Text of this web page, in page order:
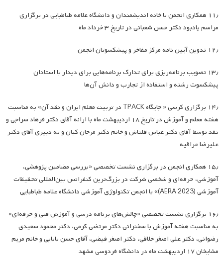
۱۱٫ همکاری انجمن با خانه اندیشمندان و دانشگاه علامه طباطبایی در برگزاری
مراسم یادبود دکتر حسن شعبانی در تاریخ ۳ خرداد ماه
۱۲٫ تدوین آیین نامه مرکز مفاخر و پیشکسوتان انجمن
۱۳٫ تصویب برنامه‌ریزی برای تدارک برنامه‌هایی برای دیدار با استادان
پیشکسوت رشته و استفاده از تجارب و دانش آن‌ها
۱۴٫ برگزاری کرسی « جایگاه TPACK در تربیت معلم ایران و نقد آن» به مناسبت
هفته معلم و آموزش در تاریخ ۱۸ اردیبهشت ماه با ارائه آقای دکتر فرهاد سراجی و
نقد توسط آقای دکتر عباس قلتاش و خانم دکتر مرجان کیان و به دبیری آقای دکتر
علیرضا عراقیه
۱۵٫ همکاری انجمن در برگزاری نشست تخصصی «بررسی مضامین پژوهشی،
آموزشی، حرفه‌ای و شخصی شرکت در بزرگ‌ترین کنفرانس بین‌المللی تحقیقات
آموزشی (AERA 2023)» با انجمن تکنولوژی آموزشی دانشگاه علامه طباطبایی
۱۶٫ برگزاری نشست تخصصی «چالش‌های برنامه درسی و آموزش فنی و حرفه‌ای»
به مناسبت هفته آموزش با سخنرانی دکتر مرتضی کرمی، دکتر محمود سعیدی
رضوانی، دکتر علی اصغر خلاقی، دکتر اصغر فیضی، آقای حسن بابایی و خانم مریم
مشایخان ۱۷ اردیبهشت ماه در دانشگاه فردوسی مشهد